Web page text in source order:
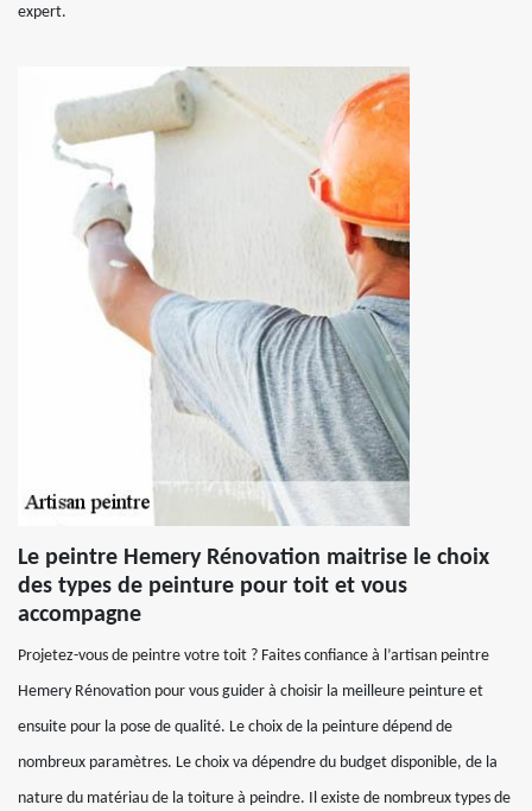
expert.
Le peintre Hemery Rénovation maitrise le choix
des types de peinture pour toit et vous
accompagne
Projetez-vous de peintre votre toit ? Faites confiance à l’artisan peintre
Hemery Rénovation pour vous guider à choisir la meilleure peinture et
ensuite pour la pose de qualité. Le choix de la peinture dépend de
nombreux paramètres. Le choix va dépendre du budget disponible, de la
nature du matériau de la toiture à peindre. Il existe de nombreux types de